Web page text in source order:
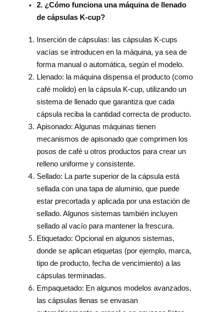
2. ¿Cómo funciona una máquina de llenado
de cápsulas K-cup?
Inserción de cápsulas: las cápsulas K-cups
vacías se introducen en la máquina, ya sea de
forma manual o automática, según el modelo.
Llenado: la máquina dispensa el producto (como
café molido) en la cápsula K-cup, utilizando un
sistema de llenado que garantiza que cada
cápsula reciba la cantidad correcta de producto.
Apisonado: Algunas máquinas tienen
mecanismos de apisonado que comprimen los
posos de café u otros productos para crear un
relleno uniforme y consistente.
Sellado: La parte superior de la cápsula está
sellada con una tapa de aluminio, que puede
estar precortada y aplicada por una estación de
sellado. Algunos sistemas también incluyen
sellado al vacío para mantener la frescura.
Etiquetado: Opcional en algunos sistemas,
donde se aplican etiquetas (por ejemplo, marca,
tipo de producto, fecha de vencimiento) a las
cápsulas terminadas.
Empaquetado: En algunos modelos avanzados,
las cápsulas llenas se envasan